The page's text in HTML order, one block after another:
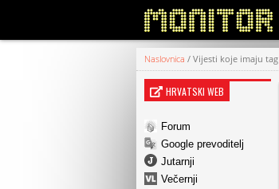
Naslovnica / Vijesti koje imaju tag
HRVATSKI WEB
Forum
Google prevoditelj
Jutarnji
Večernji